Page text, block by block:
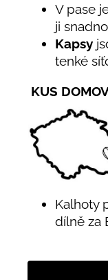
V pase
ji snadno
Kapsy
tenké
KUS
Kalhoty
dílně za